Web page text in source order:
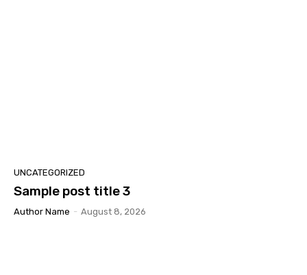
UNCATEGORIZED
Sample post title 3
Author Name - August 8, 2026